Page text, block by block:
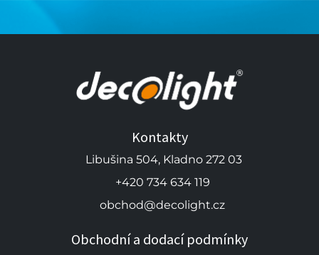
Kontakty
Libušina 504, Kladno 272 03
+420 734 634 119
obchod@decolight.cz
Obchodní a dodací podmínky